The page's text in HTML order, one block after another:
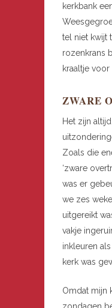
kerkbank
tel niet kwijt
rozenkrans
kraaltje
ZWARE
Het zijn
Zoals die
‘zware
was er
we zes
uitgereikt
vakje
inkleuren
kerk was
Omdat mijn
zondagen